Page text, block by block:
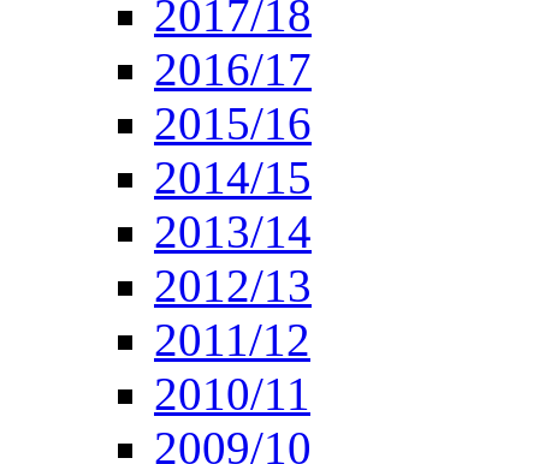
2017/18
2016/17
2015/16
2014/15
2013/14
2012/13
2011/12
2010/11
2009/10